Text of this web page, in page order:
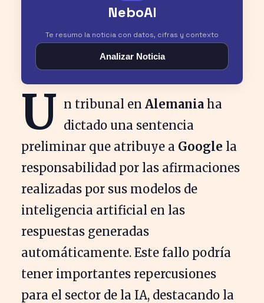
NeboAI
Te resumo la noticia con datos, cifras y contexto
Analizar Noticia
U n tribunal en Alemania ha
dictado una sentencia
preliminar que atribuye a Google la
responsabilidad por las afirmaciones
realizadas por sus modelos de
inteligencia artificial en las
respuestas generadas
automáticamente. Este fallo podría
tener importantes repercusiones
para el sector de la IA, destacando la